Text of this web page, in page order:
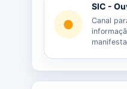
SIC -
Canal